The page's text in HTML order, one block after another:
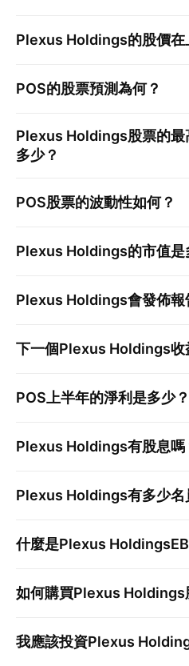
Plexus Holdings的股價在
POS的股票預測為何？
Plexus Holdings股票的
多少？
POS股票的波動性如何？
Plexus Holdings的市值是
Plexus Holdings會發佈報
下一個Plexus Holdings收
POS 上半年的淨利是多少？
Plexus Holdings有股息嗎
Plexus Holdings有多少名
什麼是Plexus Holdings
如何購買Plexus Holdings
我應該投資Plexus